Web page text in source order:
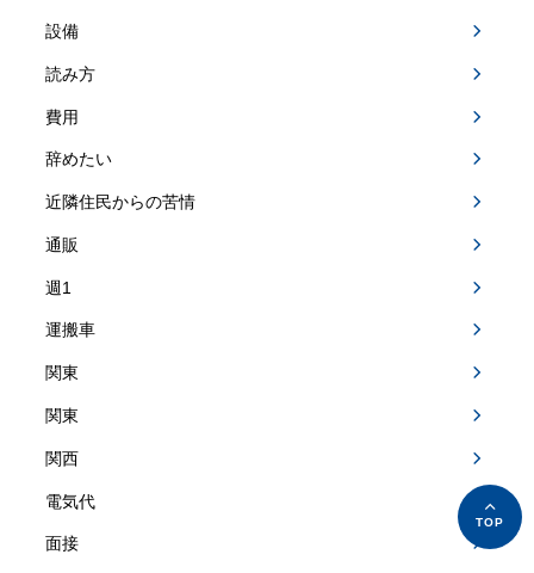
設備
読み方
費用
辞めたい
近隣住民からの苦情
通販
週1
運搬車
関東
関東
関西
電気代
面接